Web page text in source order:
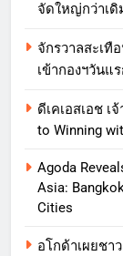
จัดใหญ่กว่าเดิ
จักรวาลสะเทื
เข้ากองฯวันแ
ดีเคเอสเอช
to Winning
Agoda
Asia:
Cities
อโกด้าเผยชา